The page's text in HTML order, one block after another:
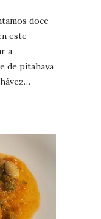
doce
este
a
de pitahaya